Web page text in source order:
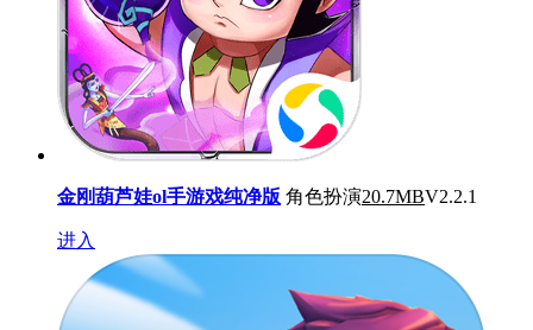
金刚葫芦娃ol手游戏纯净版 角色扮演20.7MBV2.2.1
进入